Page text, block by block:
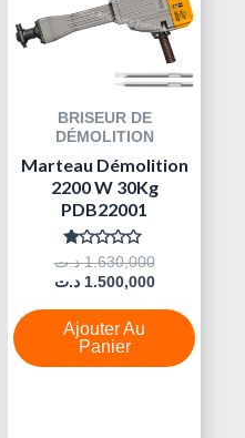
BRISEUR DE
DÉMOLITION
Marteau Démolition
2200 W 30Kg
PDB22001
Note
Sur
1.630,000 د.ت
1.500,000 د.ت
Ajouter Au
Panier